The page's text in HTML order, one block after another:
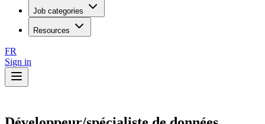
Job categories
Resources
FR
Sign in